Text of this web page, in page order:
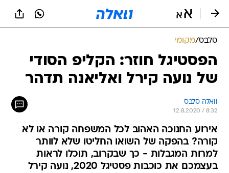
סלבס/מקומי
הפסטיגל חוזר: הקליפ הסודי
של נועה קירל ואליאנה תדהר
וואלה סלבס
12.8.2020 / 8:32
אירוע החנוכה האהוב לכל המשפחה קורה או לא
קורה? בהפקה של השואו החליטו שלא לוותר
למרות המגבלות - כך שבקרוב, תוכלו לראות
בעצמכם את כוכבות פסטיגל 2020, נועה קירל